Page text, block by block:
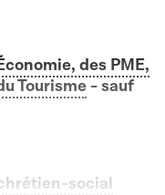
des PME,
Tourisme - sauf
social